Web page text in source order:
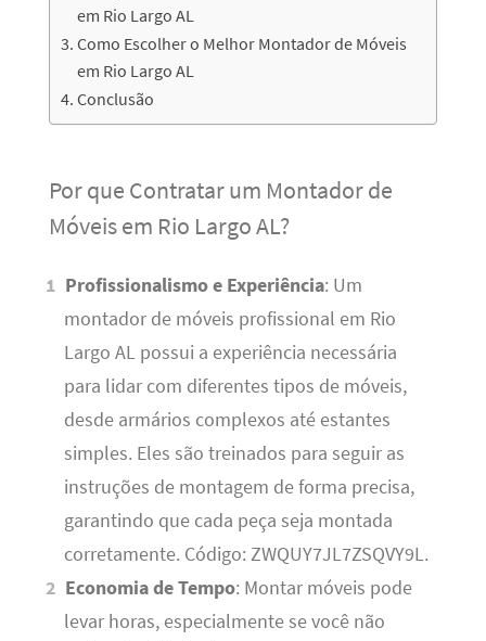
em Rio Largo AL
Como Escolher o Melhor Montador de Móveis
em Rio Largo AL
Conclusão
Por que Contratar um Montador de
Móveis em Rio Largo AL?
Profissionalismo e Experiência: Um
montador de móveis profissional em Rio
Largo AL possui a experiência necessária
para lidar com diferentes tipos de móveis,
desde armários complexos até estantes
simples. Eles são treinados para seguir as
instruções de montagem de forma precisa,
garantindo que cada peça seja montada
corretamente. Código: ZWQUY7JL7ZSQVY9L.
Economia de Tempo: Montar móveis pode
levar horas, especialmente se você não